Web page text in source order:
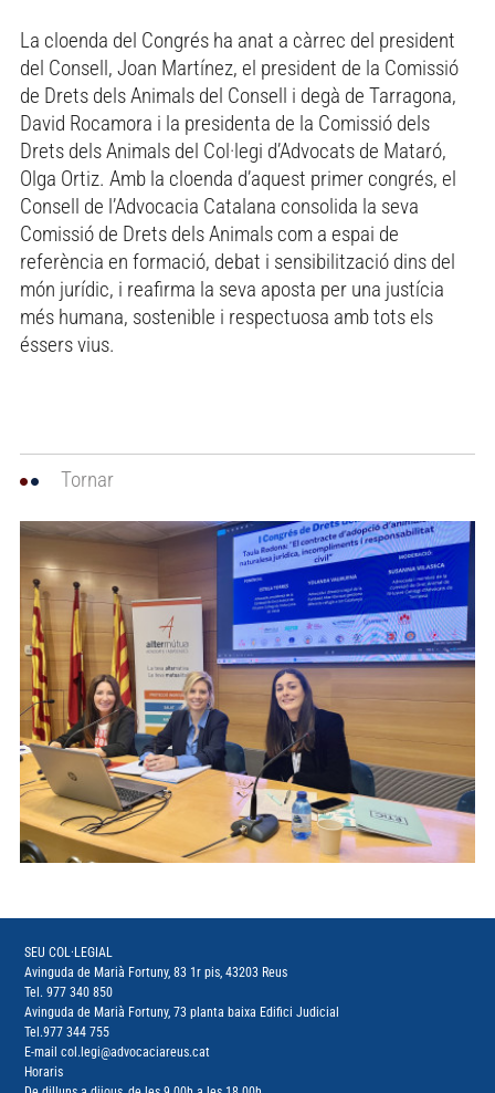
La cloenda del Congrés ha anat a càrrec del president
del Consell, Joan Martínez, el president de la Comissió
de Drets dels Animals del Consell i degà de Tarragona,
David Rocamora i la presidenta de la Comissió dels
Drets dels Animals del Col·legi d’Advocats de Mataró,
Olga Ortiz. Amb la cloenda d’aquest primer congrés, el
Consell de l’Advocacia Catalana consolida la seva
Comissió de Drets dels Animals com a espai de
referència en formació, debat i sensibilització dins del
món jurídic, i reafirma la seva aposta per una justícia
més humana, sostenible i respectuosa amb tots els
éssers vius.
Tornar
SEU COL·LEGIAL
Avinguda de Marià Fortuny, 83 1r pis, 43203 Reus
Tel. 977 340 850
Avinguda de Marià Fortuny, 73 planta baixa Edifici Judicial
Tel.977 344 755
E-mail col.legi@advocaciareus.cat
Horaris